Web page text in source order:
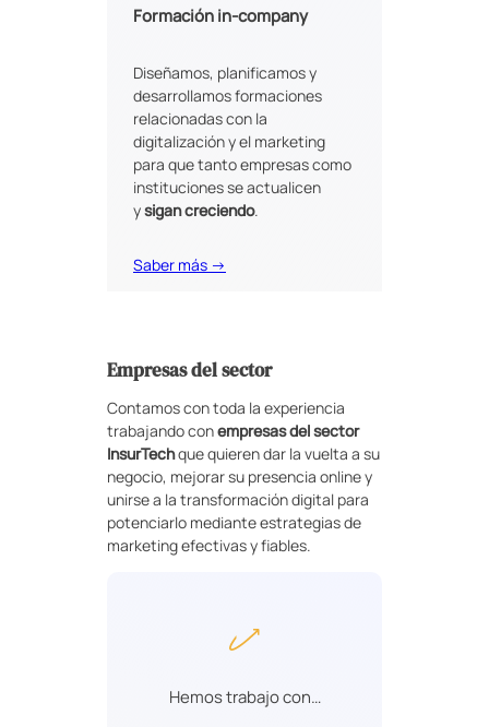
Formación in-company
Diseñamos, planificamos y
desarrollamos formaciones
relacionadas con la
digitalización y el marketing
para que tanto empresas como
instituciones se actualicen
ysigan creciendo.
Saber más →
Empresas del sector
Contamos con toda la experiencia
trabajando conempresas del sector
InsurTechque quieren dar la vuelta a su
negocio, mejorar su presencia online y
unirse a la transformación digital para
potenciarlo mediante estrategias de
marketing efectivas y fiables.
Hemos trabajo con…